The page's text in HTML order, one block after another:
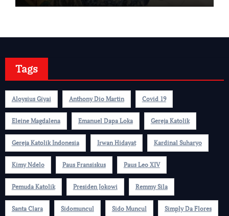
Tags
Aloysius Giyai Anthony Dio Martin Covid 19
Eleine Magdalena Emanuel Dapa Loka Gereja Katolik
Gereja Katolik Indonesia Irwan Hidayat Kardinal Suharyo
Kimy Ndelo Paus Fransiskus Paus Leo XIV
Pemuda Katolik Presiden Jokowi Remmy Sila
Santa Clara Sidomuncul Sido Muncul Simply Da Flores